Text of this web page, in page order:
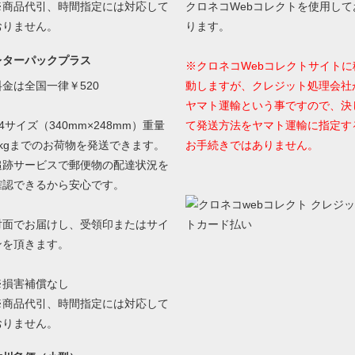
品代引、時間指定には対応して
ません。
ターパックプラス
金は全国一律￥520
サイズ（340mm×248mm）重量
までのお荷物を発送できます。
跡サービスで郵便物の配達状況を
できるから安心です。
面でお届けし、受領印またはサイ
頂きます。
害補償なし
品代引、時間指定には対応して
ません。
クロネコWebコレクトを使用して
ります。
※クロネコWebコレクトサイトに
動しますが、クレジット処理会社
ヤマト運輸という事ですので、決
て発送方法をヤマト運輸に指定す
お手続きではありません。